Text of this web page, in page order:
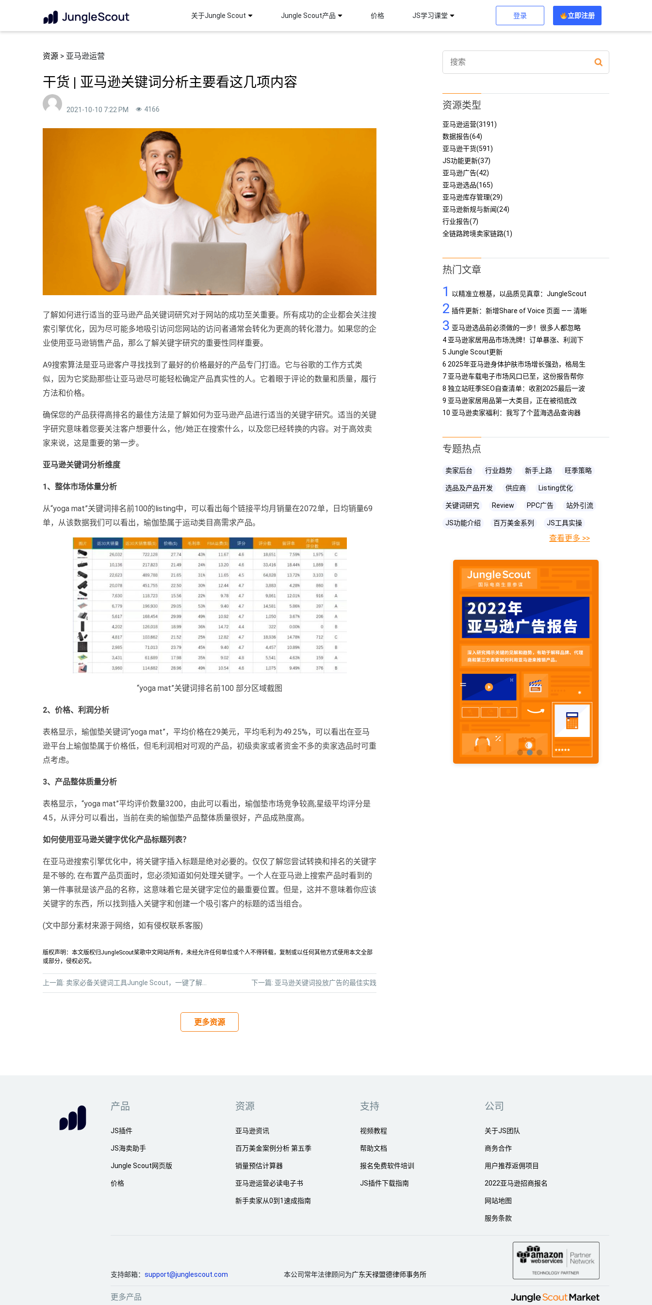
关于Jungle Scout Jungle Scout产品 价格 JS学习课堂 登录 立即注册
资源 > 亚马逊运营
干货 | 亚马逊关键词分析主要看这几项内容
2021-10-10 7:22 PM 4166
了解如何进行适当的亚马逊产品关键词研究对于网站的成功至关重要。所有成功的企业都会关注搜
索引擎优化，因为尽可能多地吸引访问您网站的访问者通常会转化为更高的转化潜力。如果您的企
业使用亚马逊销售产品，那么了解关键字研究的重要性同样重要。
A9搜索算法是亚马逊客户寻找找到了最好的价格最好的产品专门打造。它与谷歌的工作方式类
似，因为它奖励那些让亚马逊尽可能轻松确定产品真实性的人。它着眼于评论的数量和质量，履行
方法和价格。
确保您的产品获得高排名的最佳方法是了解如何为亚马逊产品进行适当的关键字研究。适当的关键
字研究意味着您要关注客户想要什么，他/她正在搜索什么，以及您已经转换的内容。对于高效卖
家来说，这是重要的第一步。
亚马逊关键词分析维度
1、整体市场体量分析
从“yoga mat”关键词排名前100的listing中，可以看出每个链接平均月销量在2072单，日均销量69
单，从该数据我们可以看出，瑜伽垫属于运动类目高需求产品。
“yoga mat”关键词排名前100 部分区域截图
2、价格、利润分析
表格显示，瑜伽垫关键词“yoga mat”，平均价格在29美元，平均毛利为49.25%，可以看出在亚马
逊平台上瑜伽垫属于价格低，但毛利润相对可观的产品，初级卖家或者资金不多的卖家选品时可重
点考虑。
3、产品整体质量分析
表格显示，“yoga mat”平均评价数量3200，由此可以看出，瑜伽垫市场竞争较高;星级平均评分是
4.5，从评分可以看出，当前在卖的瑜伽垫产品整体质量很好，产品成熟度高。
如何使用亚马逊关键字优化产品标题列表？
在亚马逊搜索引擎优化中，将关键字插入标题是绝对必要的。仅仅了解您尝试转换和排名的关键字
是不够的; 在布置产品页面时，您必须知道如何处理关键字。一个人在亚马逊上搜索产品时看到的
第一件事就是该产品的名称，这意味着它是关键字定位的最重要位置。但是，这并不意味着你应该
关键字的东西，所以找到插入关键字和创建一个吸引客户的标题的适当组合。
(文中部分素材来源于网络，如有侵权联系客服)
版权声明：本文版权归JungleScout桨歌中文网站所有，未经允许任何单位或个人不得转载，复制或以任何其他方式使用本文全部
或部分，侵权必究。
上一篇: 卖家必备关键词工具Jungle Scout，一键了解关键词各项数据 下一篇: 亚马逊关键词投放广告的最佳实践
更多资源
资源类型
亚马逊运营(3191)
数据报告(64)
亚马逊干货(591)
JS功能更新(37)
亚马逊广告(42)
亚马逊选品(165)
亚马逊库存管理(29)
亚马逊新规与新闻(24)
行业报告(7)
全链路跨境卖家链路(1)
热门文章
1
以精准立根基，以品质见真章：JungleScout
定义亚马逊工具专业标杆
2 插件更新：新增Share of Voice 页面 —— 清晰
呈现品牌竞争格局
3 亚马逊选品前必须做的一步！很多人都忽略
了…
4 亚马逊家居用品市场洗牌！订单暴涨、利润下
5 Jungle Scout更新
6 2025年亚马逊身体护肤市场增长强劲，格局生
7 亚马逊车载电子市场风口已至，这份报告帮你
抢占先机
8 独立站旺季SEO自查清单：收割2025最后一波
9 亚马逊家居用品第一大类目，正在被彻底改
10 亚马逊卖家福利：我写了个蓝海选品查询器
专题热点
卖家后台 行业趋势 新手上路 旺季策略
选品及产品开发 供应商 Listing优化
关键词研究 Review PPC广告 站外引流
JS功能介绍 百万美金系列 JS工具实操
亚马逊直播
亚马逊政策 cpc广告 亚马逊物流
亚马逊变体 亚马逊主图 亚马逊账号
亚马逊流量 亚马逊库存 亚马逊跟卖
亚马逊运营 亚马逊购物车 亚马逊listing
亚马逊活动 亚马逊开店 亚马逊瑞典站
亚马逊运营直播
亚马逊官方直播 亚马逊选品直播
亚马逊优惠券 亚马逊ASIN listing优化
亚马逊主题 差评 亚马逊排名
listing 爆款最新 引流 运营
查看更多 >>
产品
JS插件
JS海卖助手
Jungle Scout网页版
价格
资源
亚马逊资讯
百万美金案例分析 第五季
销量预估计算器
亚马逊运营必读电子书
新手卖家从0到1速成指南
支持
视频教程
帮助文档
报名免费软件培训
JS插件下载指南
公司
关于JS团队
商务合作
用户推荐返佣项目
2022亚马逊招商报名
网站地图
服务条款
支持邮箱： support@junglescout.com 本公司常年法律顾问为广东天禄盟德律师事务所
更多产品